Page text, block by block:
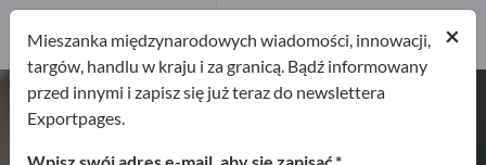
Opakowania i wysyłki – znajdź
producentów i dostawców
Dystrybutorów
2
×
Mieszanka międzynarodowych wiadomości, innowacji,
targów, handlu w kraju i za granicą. Bądź informowany
przed innymi i zapisz się już teraz do newslettera
Exportpages.